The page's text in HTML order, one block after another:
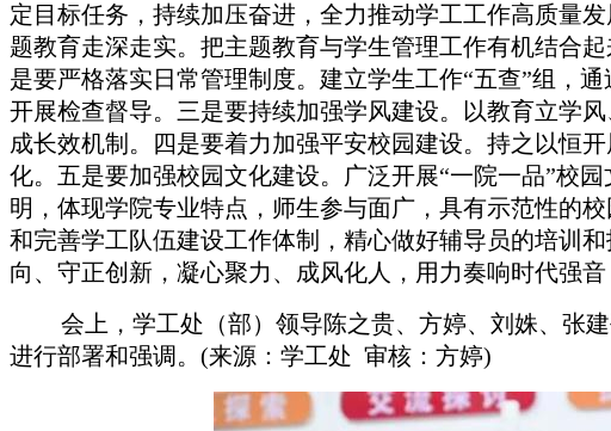
定目标任务，持续加压奋进，全力推动学工工作高质量
题教育走深走实。把主题教育与学生管理工作有机结合
是要严格落实日常管理制度。建立学生工作“五查”组，
开展检查督导。三是要持续加强学风建设。以教育立学
成长效机制。四是要着力加强平安校园建设。持之以恒
化。五是要加强校园文化建设。广泛开展“一院一品”校
明，体现学院专业特点，师生参与面广，具有示范性的
和完善学工队伍建设工作体制，精心做好辅导员的培训
向、守正创新，凝心聚力、成风化人，用力奏响时代强
会上，学工处（部）领导陈之贵、方婷、刘姝、张
进行部署和强调。(来源：学工处 审核：方婷)